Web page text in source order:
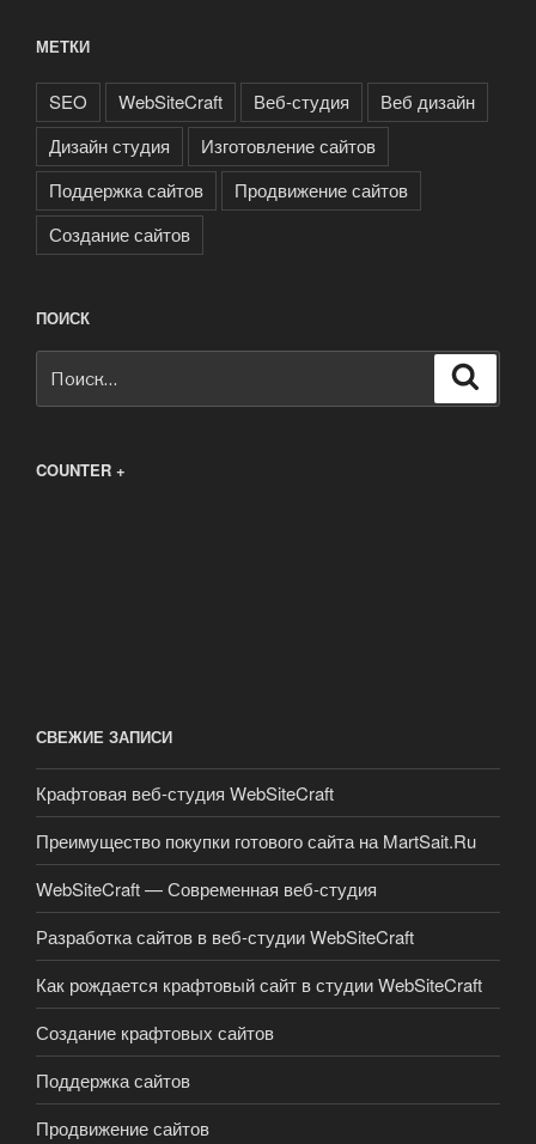
МЕТКИ
SEO WebSiteCraft Веб-студия
Веб дизайн
Дизайн студия
Изготовление сайтов
Поддержка сайтов
Продвижение сайтов
Создание сайтов
ПОИСК
COUNTER +
СВЕЖИЕ ЗАПИСИ
Крафтовая веб-студия WebSiteCraft
Преимущество покупки готового сайта на MartSait.Ru
WebSiteCraft — Современная веб-студия
Разработка сайтов в веб-студии WebSiteCraft
Как рождается крафтовый сайт в студии WebSiteCraft
Создание крафтовых сайтов
Поддержка сайтов
Продвижение сайтов